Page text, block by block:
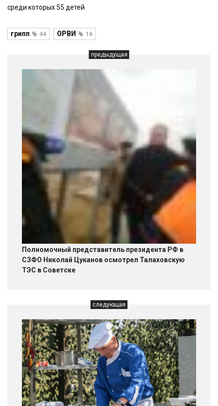
среди которых 55 детей.
грипп 44 ОРВИ 16
предыдущая
Полномочный представитель президента РФ в
СЗФО Николай Цуканов осмотрел Талаховскую
ТЭС в Советске
следующая